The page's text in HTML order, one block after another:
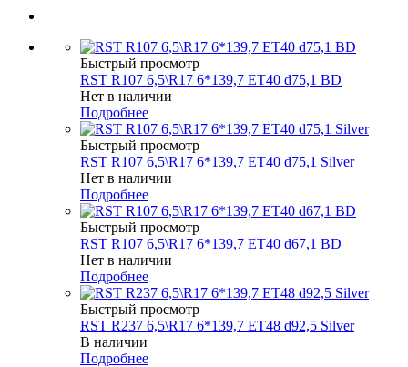
Быстрый просмотр
RST R107 6,5\R17 6*139,7 ET40 d75,1 BD
Нет в наличии
Подробнее
Быстрый просмотр
RST R107 6,5\R17 6*139,7 ET40 d75,1 Silver
Нет в наличии
Подробнее
Быстрый просмотр
RST R107 6,5\R17 6*139,7 ET40 d67,1 BD
Нет в наличии
Подробнее
Быстрый просмотр
RST R237 6,5\R17 6*139,7 ET48 d92,5 Silver
В наличии
Подробнее